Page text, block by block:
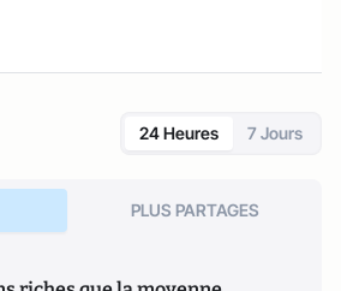
24 Heures 7 Jours
PLUS PARTAGES